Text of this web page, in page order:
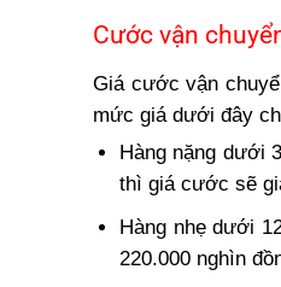
Cước vận
Giá cước vận
mức giá dưới đây
Hàng nặng dưới
thì giá cước sẽ
Hàng nhẹ dưới
220.000 nghìn